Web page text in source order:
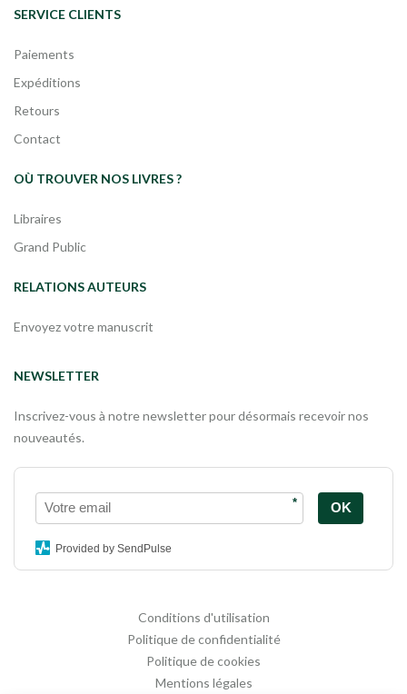
SERVICE CLIENTS
Paiements
Expéditions
Retours
Contact
OÙ TROUVER NOS LIVRES ?
Libraires
Grand Public
RELATIONS AUTEURS
Envoyez votre manuscrit
NEWSLETTER
Inscrivez-vous à notre newsletter pour désormais recevoir nos
nouveautés.
* OK
Provided by SendPulse
Conditions d'utilisation
Politique de confidentialité
Politique de cookies
Mentions légales